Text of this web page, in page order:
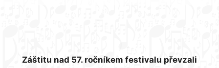
Záštitu nad 57. ročníkem festivalu převzali